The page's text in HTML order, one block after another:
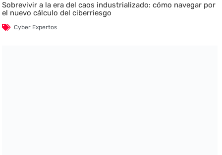
Sobrevivir a la era del caos industrializado: cómo navegar por
el nuevo cálculo del ciberriesgo
Cyber Expertos